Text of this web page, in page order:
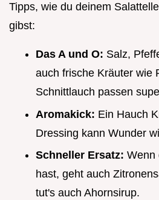
Tipps, wie du deinem
gibst:
Das A und O: Salz,
auch frische Kräuter wie
Schnittlauch passen
Aromakick: Ein Hauch
Dressing kann Wunder
Schneller Ersatz: Wenn
hast, geht auch
tut's auch Ahornsirup.